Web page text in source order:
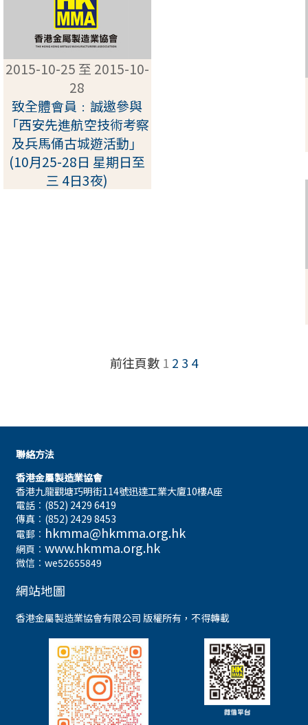
2015-10-25 至 2015-10-
28
致全體會員﹕誠邀參與
「西安先進航空技術考察
及兵馬俑古城遊活動」
(10月25-28日 星期日至
三 4日3夜)
前往頁數 1 2 3 4
聯絡方法
香港金屬製造業協會
香港九龍觀塘巧明街114號迅達工業大廈10樓A座
電話︰(852) 2429 6419
傳真︰(852) 2429 8453
電郵︰ hkmma@hkmma.org.hk
網頁︰ www.hkmma.org.hk
微信︰we52655849
網站地圖
香港金屬製造業協會有限公司 版權所有，不得轉載